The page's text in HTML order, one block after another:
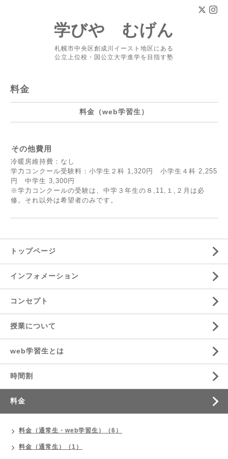
学びや むげん
札幌市中央区創成川イースト地区にある
公立上位校・国公立大学進学を目指す塾
料金
料金（web学習生）
その他費用
冷暖房維持費：なし
学力コンクール受験料：小学生２科 1,320円 小学生４科 2,255
円 中学生 3,300円
※学力コンクールの受験は、中学３年生の８,11,１,２月は必
修。それ以外は希望者のみです。
トップページ
インフォメーション
コンセプト
授業について
web学習生とは
時間割
料金
料金（通常生・web学習生）（6）
料金（通常生）（1）